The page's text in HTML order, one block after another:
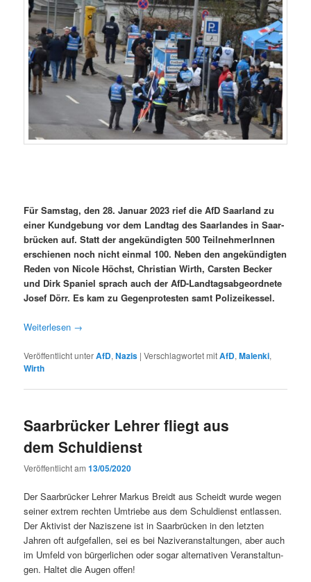
Für Sam­stag, den 28. Jan­u­ar 2023 rief die AfD Saar­land zu
ein­er Kundge­bung vor dem Land­tag des Saar­lan­des in Saar­
brück­en auf. Statt der angekündigten 500 Teil­nehmerIn­nen
erschienen noch nicht ein­mal 100. Neben den angekündigten
Reden von Nicole Höchst, Chris­t­ian Wirth, Carsten Beck­er
und Dirk Spaniel sprach auch der AfD-Land­tagsab­ge­ord­nete
Josef Dörr. Es kam zu Gegen­protesten samt Polizeikessel.
Weit­er­lesen →
Veröffentlicht unterAfD,Nazis |Verschlagwortet mitAfD,Malenki,
Wirth
Saarbrücker Lehrer fliegt aus
dem Schuldienst
Veröffentlicht am13/05/2020
Der Saar­brück­er Lehrer Markus Brei­dt aus Schei­dt wurde wegen
sein­er extrem recht­en Umtriebe aus dem Schul­dienst ent­lassen.
Der Aktivist der Naziszene ist in Saar­brück­en in den let­zten
Jahren oft aufge­fall­en, sei es bei Naziver­anstal­tun­gen, aber auch
im Umfeld von bürg­er­lichen oder sog­ar alter­na­tiv­en Ver­anstal­tun­
gen. Hal­tet die Augen offen!